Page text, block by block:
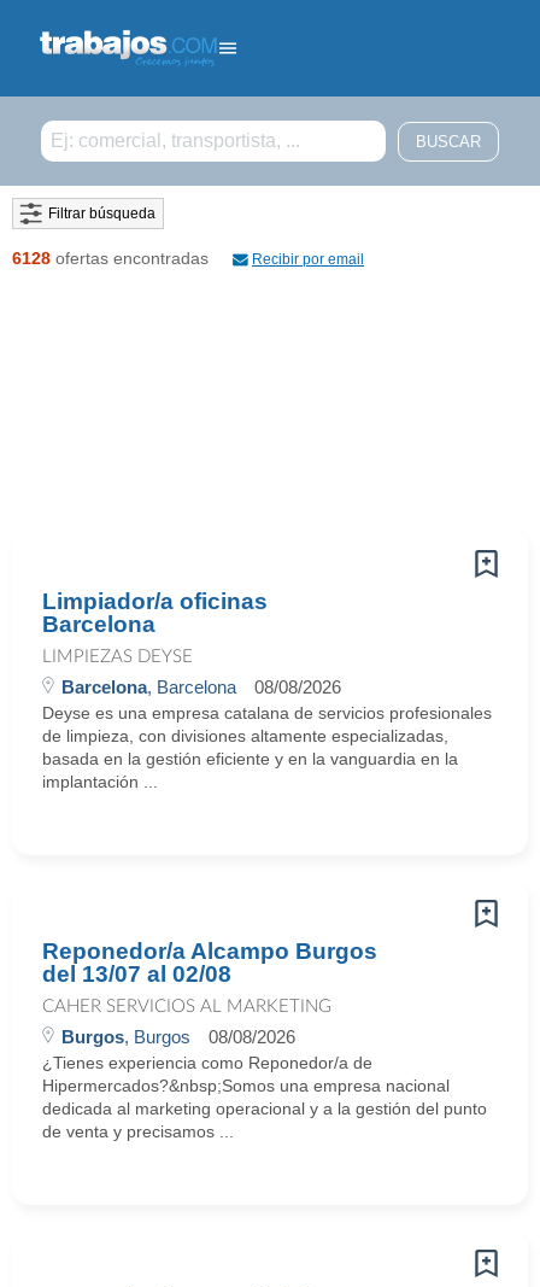
Filtrar búsqueda
6128 ofertas encontradas Recibir por email
Limpiador/a oficinas
Barcelona
LIMPIEZAS DEYSE
Barcelona, Barcelona 08/08/2026
Deyse es una empresa catalana de servicios profesionales
de limpieza, con divisiones altamente especializadas,
basada en la gestión eficiente y en la vanguardia en la
implantación ...
Reponedor/a Alcampo Burgos
del 13/07 al 02/08
CAHER SERVICIOS AL MARKETING
Burgos, Burgos 08/08/2026
¿Tienes experiencia como Reponedor/a de
Hipermercados?&nbsp;Somos una empresa nacional
dedicada al marketing operacional y a la gestión del punto
de venta y precisamos ...